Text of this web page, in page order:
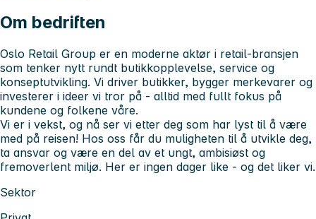
Om bedriften
Oslo Retail Group er en moderne aktør i retail-bransjen
som tenker nytt rundt butikkopplevelse, service og
konseptutvikling. Vi driver butikker, bygger merkevarer og
investerer i ideer vi tror på - alltid med fullt fokus på
kundene og folkene våre.
Vi er i vekst, og nå ser vi etter deg som har lyst til å være
med på reisen! Hos oss får du muligheten til å utvikle deg,
ta ansvar og være en del av et ungt, ambisiøst og
fremoverlent miljø. Her er ingen dager like - og det liker vi.
Sektor